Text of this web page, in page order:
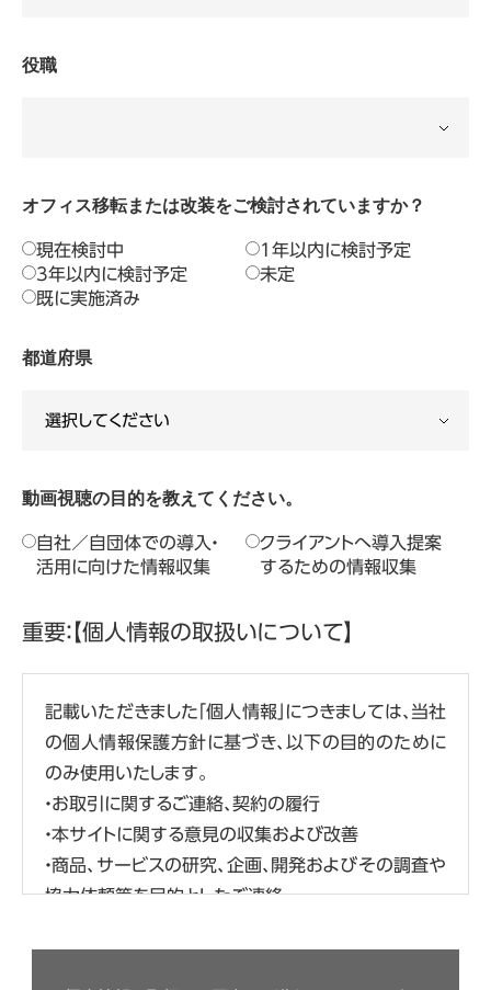
役職
オフィス移転または改装をご検討されていますか？
現在検討中
1年以内に検討予定
3年以内に検討予定
未定
既に実施済み
都道府県
動画視聴の目的を教えてください。
自社／自団体での導入・
活用に向けた情報収集
クライアントへ導入提案
するための情報収集
重要：【個人情報の取扱いについて】
記載いただきました「個人情報」につきましては、当社
の個人情報保護方針に基づき、以下の目的のために
のみ使用いたします。
・お取引に関するご連絡、契約の履行
・本サイトに関する意見の収集および改善
・商品、サービスの研究、企画、開発およびその調査や
協力依頼等を目的としたご連絡